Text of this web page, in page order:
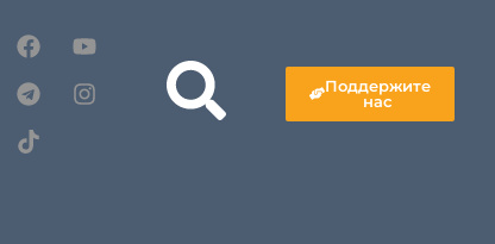
Поддержите
нас